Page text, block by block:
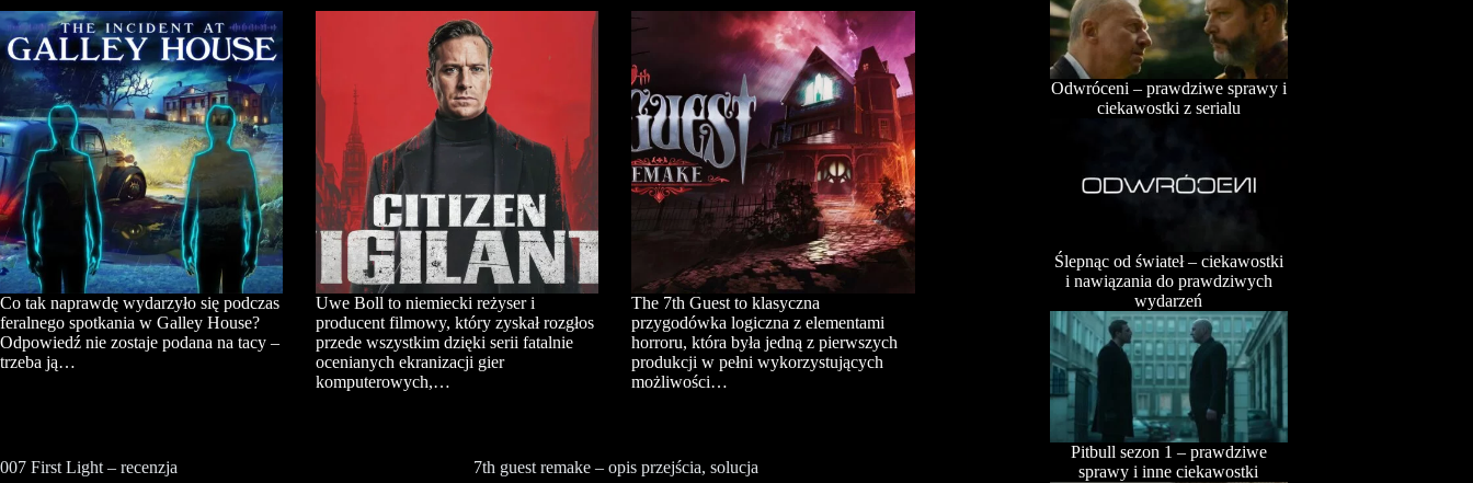
Co tak naprawdę wydarzyło się podczas
feralnego spotkania w Galley House?
Odpowiedź nie zostaje podana na tacy –
trzeba ją…
Uwe Boll to niemiecki reżyser i
producent filmowy, który zyskał rozgłos
przede wszystkim dzięki serii fatalnie
ocenianych ekranizacji gier
komputerowych,…
The 7th Guest to klasyczna
przygodówka logiczna z elementami
horroru, która była jedną z pierwszych
produkcji w pełni wykorzystujących
możliwości…
007 First Light – recenzja 7th guest remake – opis przejścia, solucja
Odwróceni – prawdziwe sprawy i
ciekawostki z serialu
Ślepnąc od świateł – ciekawostki
i nawiązania do prawdziwych
wydarzeń
Pitbull sezon 1 – prawdziwe
sprawy i inne ciekawostki